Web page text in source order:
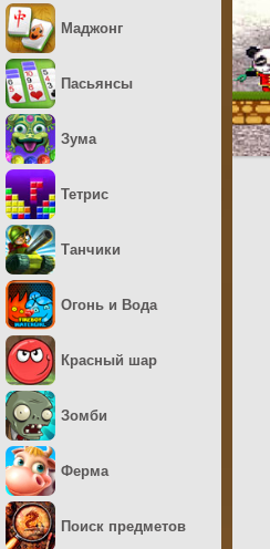
Маджонг
Пасьянсы
Зума
Тетрис
Танчики
Огонь и Вода
Красный шар
Зомби
Ферма
Поиск предметов